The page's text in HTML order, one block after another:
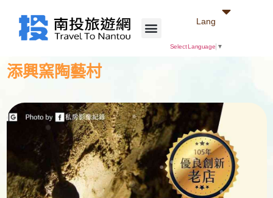
Lang
Select Language ▼
添興窯陶藝村